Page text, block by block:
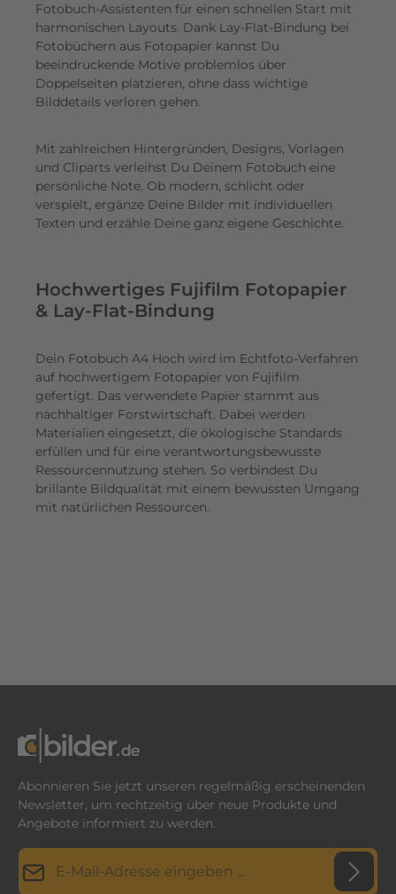
Fotobuch-Assistenten für einen schnellen Start mit
harmonischen Layouts. Dank Lay-Flat-Bindung bei
Fotobüchern aus Fotopapier kannst Du
beeindruckende Motive problemlos über
Doppelseiten platzieren, ohne dass wichtige
Bilddetails verloren gehen.
Mit zahlreichen Hintergründen, Designs, Vorlagen
und Cliparts verleihst Du Deinem Fotobuch eine
persönliche Note. Ob modern, schlicht oder
verspielt, ergänze Deine Bilder mit individuellen
Texten und erzähle Deine ganz eigene Geschichte.
Hochwertiges Fujifilm Fotopapier
& Lay-Flat-Bindung
Dein Fotobuch A4 Hoch wird im Echtfoto-Verfahren
auf hochwertigem Fotopapier von Fujifilm
gefertigt. Das verwendete Papier stammt aus
nachhaltiger Forstwirtschaft. Dabei werden
Materialien eingesetzt, die ökologische Standards
erfüllen und für eine verantwortungsbewusste
Ressourcennutzung stehen. So verbindest Du
brillante Bildqualität mit einem bewussten Umgang
mit natürlichen Ressourcen.
Abonnieren Sie jetzt unseren regelmäßig erscheinenden
Newsletter, um rechtzeitig über neue Produkte und
Angebote informiert zu werden.
E-Mail-Adresse*